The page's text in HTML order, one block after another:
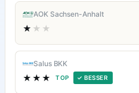
AOK Sachsen-Anhalt
★ ★★
Salus BKK
★★★ TOP ✓ BESSER